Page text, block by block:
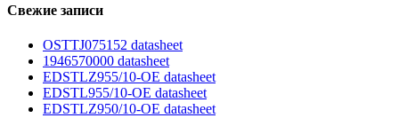
Свежие записи
OSTTJ075152 datasheet
1946570000 datasheet
EDSTLZ955/10-OE datasheet
EDSTL955/10-OE datasheet
EDSTLZ950/10-OE datasheet